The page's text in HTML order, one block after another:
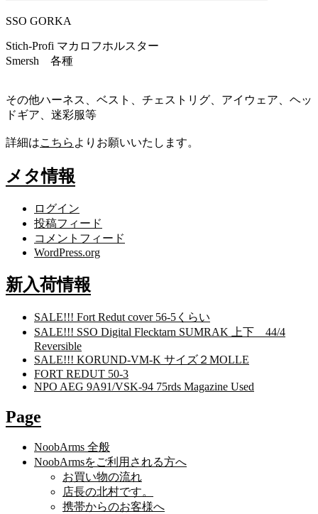
SSO GORKA
Stich-Profi マカロフホルスター
Smersh 各種
その他ハーネス、ベスト、チェストリグ、アイウェア、ヘッ
ドギア、迷彩服等
詳細はこちら よりお願いいたします。
メタ情報
ログイン
投稿フィード
コメントフィード
WordPress.org
新入荷情報
SALE!!! Fort Redut cover 56-5くらい
SALE!!! SSO Digital Flecktarn SUMRAK 上下 44/4
Reversible
SALE!!! KORUND-VM-K サイズ２MOLLE
FORT REDUT 50-3
NPO AEG 9A91/VSK-94 75rds Magazine Used
Page
NoobArms 全般
NoobArmsをご利用される方へ
お買い物の流れ
店長の北村です。
携帯からのお客様へ